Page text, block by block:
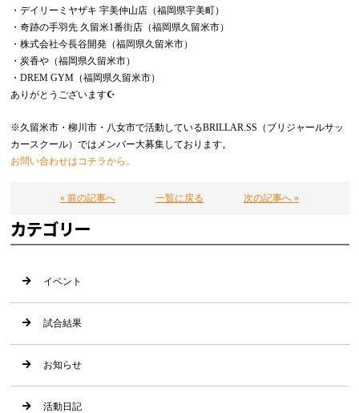
・デイリーミヤザキ 宇美仲山店（福岡県宇美町）
・奇跡の手羽先 久留米1番街店（福岡県久留米市）
・株式会社今長谷開発（福岡県久留米市）
・炭香や（福岡県久留米市）
・DREM GYM（福岡県久留米市）
ありがとうございます☪️
※久留米市・柳川市・八女市で活動しているBRILLAR.SS（ブリジャールサッ
カースクール）ではメンバー大募集しております。
お問い合わせはコチラから。
« 前の記事へ 一覧に戻る 次の記事へ »
カテゴリー
イベント
試合結果
お知らせ
活動日記